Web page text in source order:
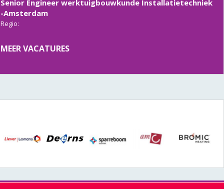
-Amsterdam
Regio:
Elektrotechniek -Den Bosch
Projectbegeleider AERMEC voor Aerkoel( Blaricum)
Technisch Medewerker Sales binnendienst- Aerkoel
Adviseur installaties Gebouwbeheer- Heiloo ( Noord-
MEER VACATURES